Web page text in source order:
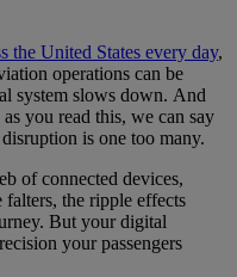
the United States every day,
operations can be
system slows down. And
you read this, we can say
is one too many.
of connected devices,
falters, the ripple effects
But your digital
your passengers